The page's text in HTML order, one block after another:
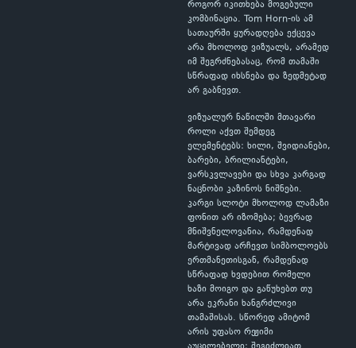
როგორ იკითხება მოგებული
კომბინაცია. Tom Horn-ის ამ
სათაურში ყურადღება ექცევა
არა მხოლოდ ვიზუალს, არამედ
იმ შეგრძნებასაც, რომ თამაში
სწრაფად იხსნება და ზედმეტად
არ გაბნევთ.
ვიზუალურ ნაწილში მთავარი
როლი აქვთ შემდეგ
ელემენტებს: ხილი, შვიდიანები,
ბარები, ბრილიანტები,
ვარსკვლავები და სხვა კარგად
ნაცნობი კაზინოს ნიშნები.
კარგი სლოტი მხოლოდ ლამაზი
ფონით არ იზომება; ბევრად
მნიშვნელოვანია, რამდენად
მარტივად არჩევთ სიმბოლოებს
ერთმანეთისგან, რამდენად
სწრაფად ხვდებით რომელი
ხაზი მოიგო და გაწუხებთ თუ
არა ეკრანი ხანგრძლივი
თამაშისას. სწორედ ამიტომ
არის უფასო რეჟიმი